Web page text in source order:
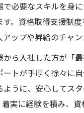
で必要なスキルを身
。資格取得支援制
ップや昇給のチャン
ら入社した方が「
トが手厚く徐々に
ように、安心してス
実に経験を積み、